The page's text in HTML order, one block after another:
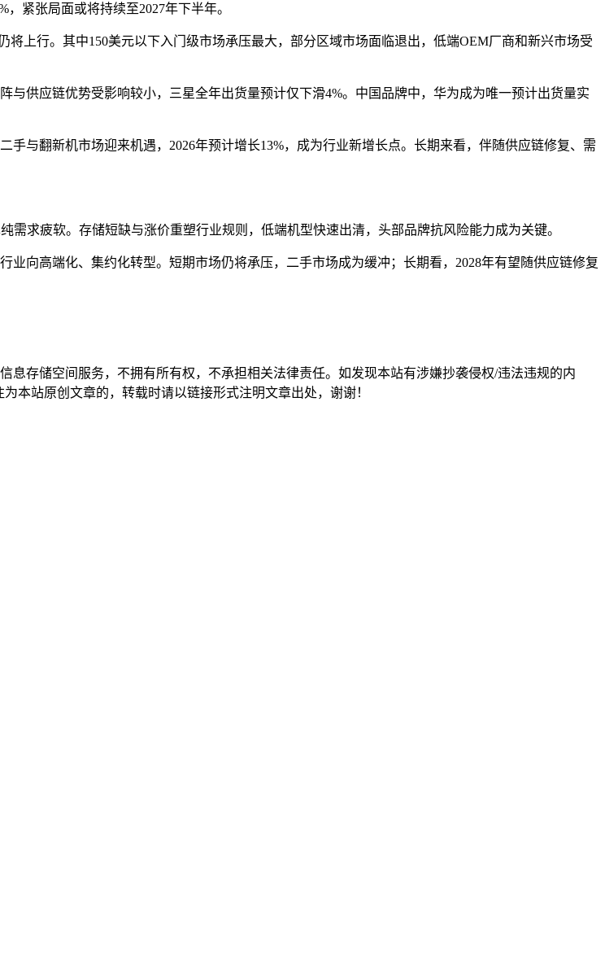
紧张局面或将持续至2027年下半年。
上行。其中150美元以下入门级市场承压最大，部分区域市场面临退出，低端OEM厂商和新兴市场受
供应链优势受影响较小，三星全年出货量预计仅下滑4%。中国品牌中，华为成为唯一预计出货量实
与翻新机市场迎来机遇，2026年预计增长13%，成为行业新增长点。长期来看，伴随供应链修复、需
求疲软。存储短缺与涨价重塑行业规则，低端机型快速出清，头部品牌抗风险能力成为关键。
向高端化、集约化转型。短期市场仍将承压，二手市场成为缓冲；长期看，2028年有望随供应链修复
存储空间服务，不拥有所有权，不承担相关法律责任。如发现本站有涉嫌抄袭侵权/违法违规的内
本站原创文章的，转载时请以链接形式注明文章出处，谢谢！